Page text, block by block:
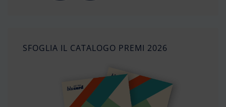
SFOGLIA IL CATALOGO PREMI 2026